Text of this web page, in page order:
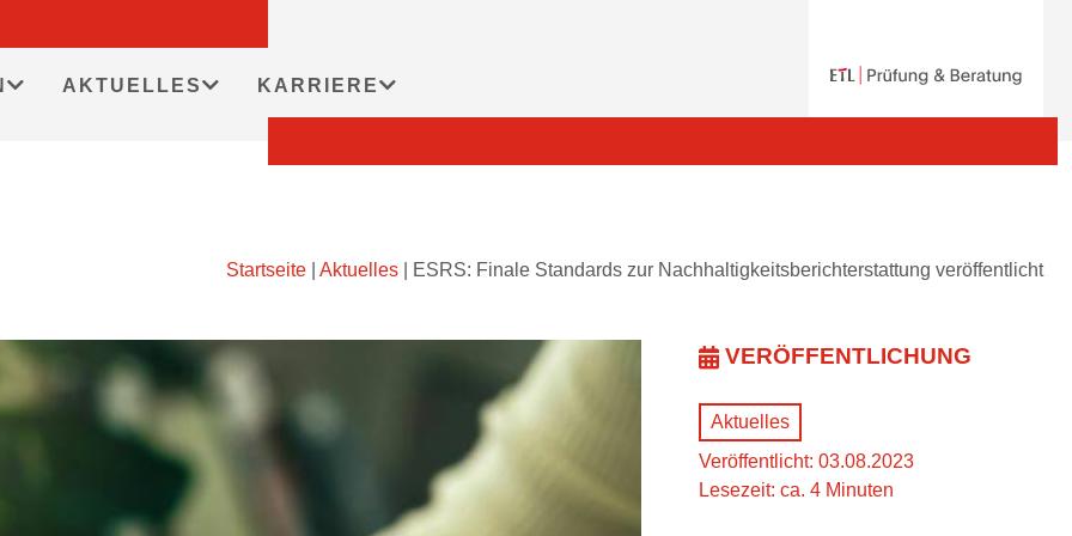
AKTUELLES KARRIERE
Startseite Aktuelles ESRS: Finale Standards zur Nachhaltigkeitsberichterstattung veröffentlicht
VERÖFFENTLICHUNG
Aktuelles
Veröffentlicht: 03.08.2023
Lesezeit: ca. 4 Minuten